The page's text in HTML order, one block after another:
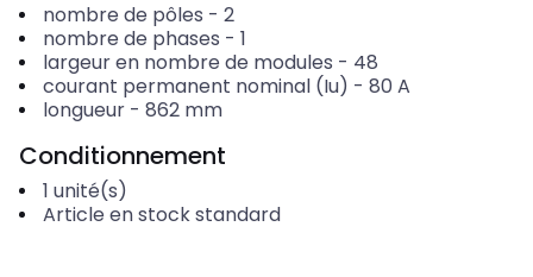
nombre de pôles - 2
nombre de phases - 1
largeur en nombre de modules - 48
courant permanent nominal (Iu) - 80 A
longueur- 862 mm
Conditionnement
1 unité(s)
Article en stock standard